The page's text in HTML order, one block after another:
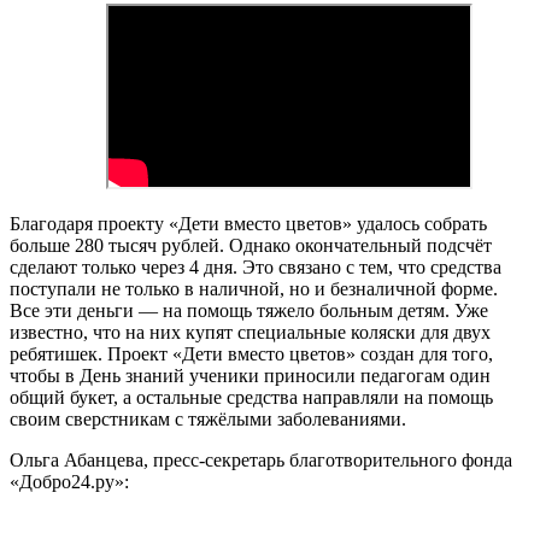
Благодаря проекту «Дети вместо цветов» удалось собрать
больше 280 тысяч рублей. Однако окончательный подсчёт
сделают только через 4 дня. Это связано с тем, что средства
поступали не только в наличной, но и безналичной форме.
Все эти деньги — на помощь тяжело больным детям. Уже
известно, что на них купят специальные коляски для двух
ребятишек. Проект «Дети вместо цветов» создан для того,
чтобы в День знаний ученики приносили педагогам один
общий букет, а остальные средства направляли на помощь
своим сверстникам с тяжёлыми заболеваниями.
Ольга Абанцева, пресс-секретарь благотворительного фонда
«Добро24.ру»: